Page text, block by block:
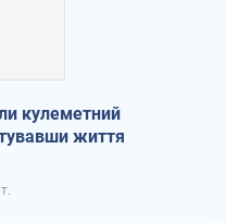
кулеметний
життя